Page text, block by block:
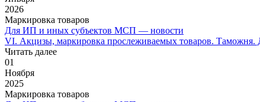
2026
Маркировка товаров
Для ИП и иных субъектов МСП — новости
VI. Акцизы, маркировка прослеживаемых товаров. Таможня.
Читать далее
01
Ноября
2025
Маркировка товаров